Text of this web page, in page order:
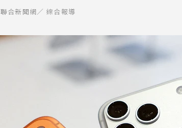
聯合新聞網／ 綜合報導